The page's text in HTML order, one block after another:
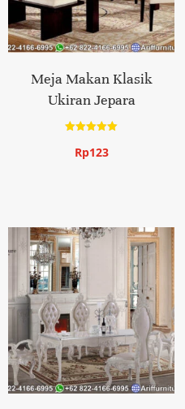
Meja Makan Klasik
Ukiran Jepara
5.00
dari 5
Rp123